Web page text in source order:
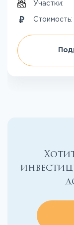
Участки:
Стоимость: